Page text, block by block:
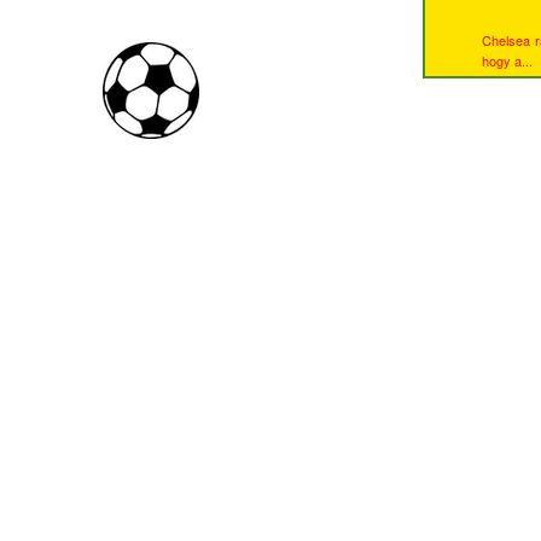
Chelsea
hogy a...